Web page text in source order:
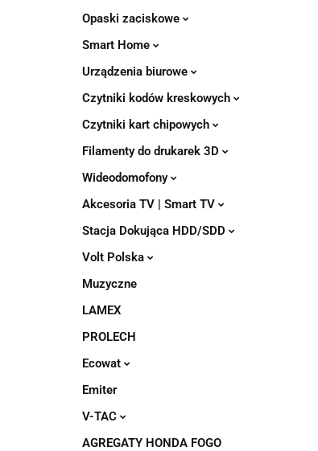
Opaski zaciskowe
Smart Home
Urządzenia biurowe
Czytniki kodów kreskowych
Czytniki kart chipowych
Filamenty do drukarek 3D
Wideodomofony
Akcesoria TV | Smart TV
Stacja Dokująca HDD/SDD
Volt Polska
Muzyczne
LAMEX
PROLECH
Ecowat
Emiter
V-TAC
AGREGATY HONDA FOGO